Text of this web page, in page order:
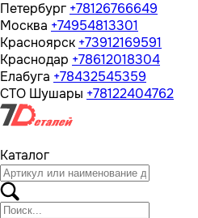
Петербург +78126766649
Москва +74954813301
Красноярск +73912169591
Краснодар +78612018304
Елабуга +78432545359
СТО Шушары +78122404762
Каталог